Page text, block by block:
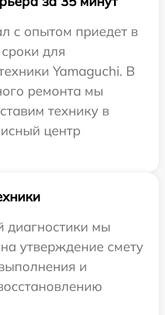
с опытом приедет в
для
Yamaguchi. В
ремонта мы
технику в
центр
диагностики мы
утверждение смету
и